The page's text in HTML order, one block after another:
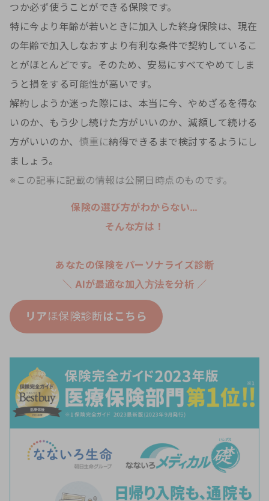
つか必ず使うことができる保険です。
特に今より年齢が若いときに加入した終身保険は、現在
の年齢で加入しなおすより有利な条件で契約しているこ
とがほとんどです。そのため、安易にすべてやめてしま
うと損をする可能性が高いです。
解約しようか迷った際には、本当に今、やめざるを得な
いのか、もう少し続けた方がいいのか、減額して続ける
方がいいのか、 慎重に納得できるまで検討するようにし
ましょう。
※この記事に記載の情報は公開日時点のものです。
保険の選び方がわからない…
そんな方は！
あなたの保険をパーソナライズ診断
＼ AIが最適な加入方法を分析 ／
リアほ保険診断はこちら